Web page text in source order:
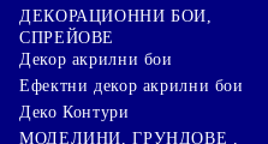
ДЕКОРАЦИОННИ БОИ,
СПРЕЙОВЕ
Декор акрилни бои
Ефектни декор акрилни бои
Деко Контури
МОДЕЛИНИ, ГРУНДОВЕ ,